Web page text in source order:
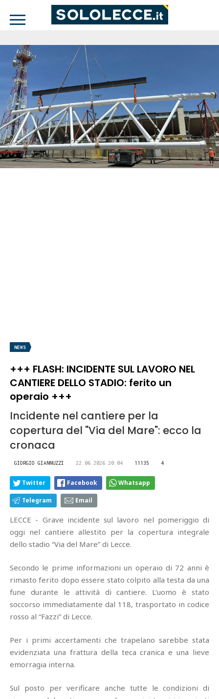
NEWS
+++ FLASH: INCIDENTE SUL LAVORO NEL
CANTIERE DELLO STADIO: ferito un
operaio +++
Incidente nel cantiere per la
copertura del "Via del Mare": ecco la
cronaca
GIORGIO GIANNUZZI 22.06.2026 20:04 11135 4
Twitter Facebook Whatsapp
Telegram Email
LECCE - Grave incidente sul lavoro nel pomeriggio di
oggi nel cantiere allestito per la copertura integrale
dello stadio “Via del Mare” di Lecce.
Secondo le prime informazioni un operaio di 72 anni è
rimasto ferito dopo essere stato colpito alla testa da una
fune durante le attività di cantiere. L'uomo è stato
soccorso immediatamente dal 118, trasportato in codice
rosso al “Fazzi” di Lecce.
Per i primi accertamenti che trapelano sarebbe stata
evidenziata una frattura della teca cranica e una lieve
emorragia interna.
Sul posto per verificare anche tutte le condizioni di